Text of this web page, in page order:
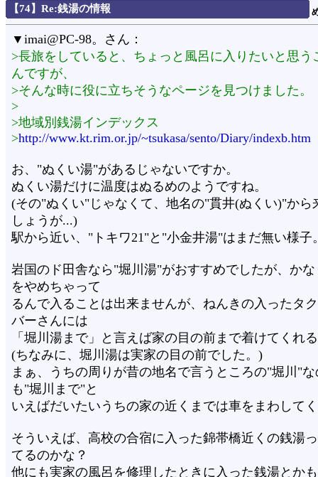
【74】Re:銭湯の情報
▼imai@PC-98。さん：
>長旅をしていると、ちょっと風呂に入りたいと思う
んですが、
>そんな時に役に立ちそうなページを見つけました。
>
>地域別銭湯インデックス
>http://www.kt.rim.or.jp/~tsukasa/sento/Diary/indexb.htm
お、"ぬくい湯"があるじゃないですか。
ぬくい湯だけに温度はぬるめのようですね。
(その"ぬくい"じゃなくて、地名の"貫井(ぬくい)"から
しょうが...)
駅から近い、"トキワ21"と"小金井湯"はまだ無い様子
岩国のド田舎なら"堀川湯"がおすすめでしたが、か
をやめちゃって
るんで入ることは出来ませんが、ねんきの入ったタ
バーさんには
「堀川湯まで」と言えば家の目の前まで着けてくれ
(ちなみに、堀川湯は実家の目の前でした。)
まぁ、うちの周りが昔の地名で言うところの"堀川"
も"堀川まで"と
いえばだいたいうちの家の近くまでは車をまわして
そういえば、高校の合宿に入った錦帯橋近くの銭湯
てるのかな？
他にも実家の風呂を修理したときに入った銭湯とか